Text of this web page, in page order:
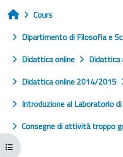
Ouvrir l’index du cours
Accueil
Cours
Dipartimento di Filosofia e
Didattica online
Didattica
Didattica online 2014/2015
Introduzione al Laboratorio di
Consegne di attività troppo